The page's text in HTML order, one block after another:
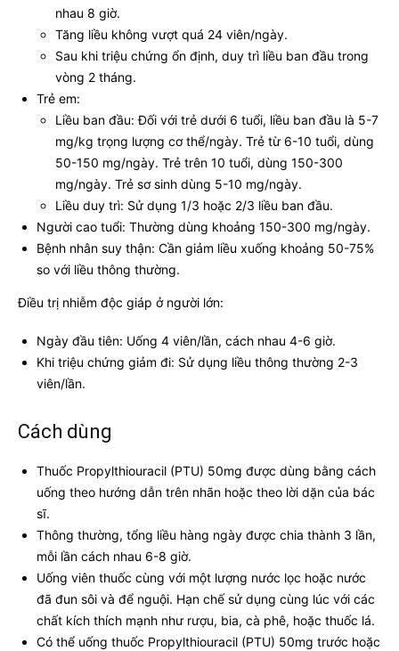
nhau 8 giờ.
Tăng liều không vượt quá 24 viên/ngày.
Sau khi triệu chứng ổn định, duy trì liều ban đầu trong
vòng 2 tháng.
Trẻ em:
Liều ban đầu: Đối với trẻ dưới 6 tuổi, liều ban đầu là 5-7
mg/kg trọng lượng cơ thể/ngày. Trẻ từ 6-10 tuổi, dùng
50-150 mg/ngày. Trẻ trên 10 tuổi, dùng 150-300
mg/ngày. Trẻ sơ sinh dùng 5-10 mg/ngày.
Liều duy trì: Sử dụng 1/3 hoặc 2/3 liều ban đầu.
Người cao tuổi: Thường dùng khoảng 150-300 mg/ngày.
Bệnh nhân suy thận: Cần giảm liều xuống khoảng 50-75%
so với liều thông thường.
Điều trị nhiễm độc giáp ở người lớn:
Ngày đầu tiên: Uống 4 viên/lần, cách nhau 4-6 giờ.
Khi triệu chứng giảm đi: Sử dụng liều thông thường 2-3
viên/lần.
Cách dùng
Thuốc Propylthiouracil (PTU) 50mg được dùng bằng cách
uống theo hướng dẫn trên nhãn hoặc theo lời dặn của bác
sĩ.
Thông thường, tổng liều hàng ngày được chia thành 3 lần,
mỗi lần cách nhau 6-8 giờ.
Uống viên thuốc cùng với một lượng nước lọc hoặc nước
đã đun sôi và để nguội. Hạn chế sử dụng cùng lúc với các
chất kích thích mạnh như rượu, bia, cà phê, hoặc thuốc lá.
Có thể uống thuốc Propylthiouracil (PTU) 50mg trước hoặc